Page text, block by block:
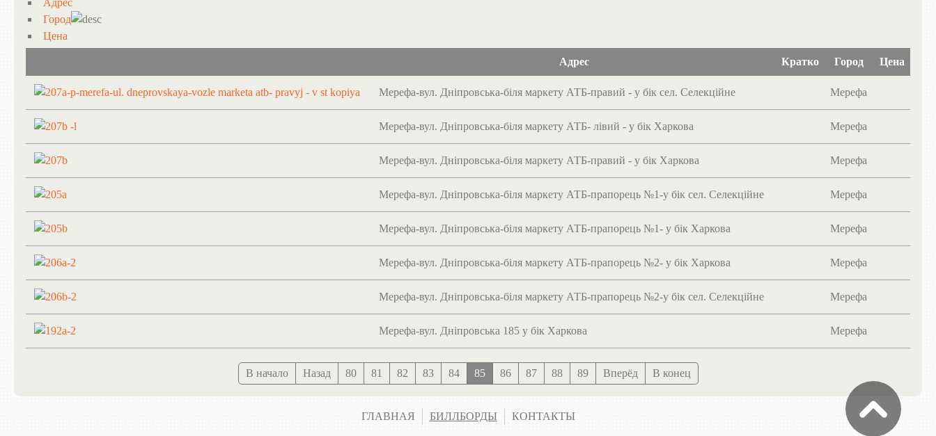
Адрес
Город
Цена
Адрес Кратко Город Цена
Мерефа-вул. Дніпровська-біля маркету АТБ-правий - у бік сел. Селекційне Мерефа
Мерефа-вул. Дніпровська-біля маркету АТБ- лівий - у бік Харкова Мерефа
Мерефа-вул. Дніпровська-біля маркету АТБ-правий - у бік Харкова Мерефа
Мерефа-вул. Дніпровська-біля маркету АТБ-прапорець №1-у бік сел. Селекційне Мерефа
Мерефа-вул. Дніпровська-біля маркету АТБ-прапорець №1- у бік Харкова Мерефа
Мерефа-вул. Дніпровська-біля маркету АТБ-прапорець №2- у бік Харкова Мерефа
Мерефа-вул. Дніпровська-біля маркету АТБ-прапорець №2-у бік сел. Селекційне Мерефа
Мерефа-вул. Дніпровська 185 у бік Харкова Мерефа
В начало Назад 80 81 82 83 84 85 86 87 88 89 Вперёд В конец
ГЛАВНАЯ БИЛЛБОРДЫ КОНТАКТЫ